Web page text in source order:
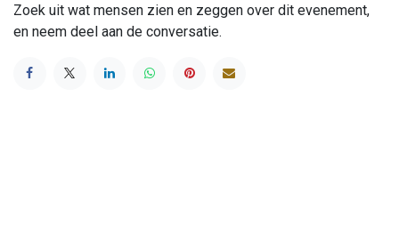
Zoek uit wat mensen zien en zeggen over dit evenement,
en neem deel aan de conversatie.